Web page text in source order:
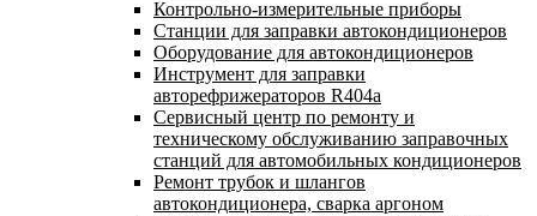
Контрольно-измерительные приборы
Станции для заправки автокондиционеров
Оборудование для автокондиционеров
Инструмент для заправки
авторефрижераторов R404a
Сервисный центр по ремонту и
техническому обслуживанию заправочных
станций для автомобильных кондиционеров
Ремонт трубок и шлангов
автокондиционера, сварка аргоном